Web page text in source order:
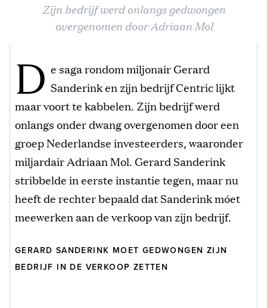
Zijn bedrijf werd onlangs gedwongen
overgenomen door Adriaan Mol
D e saga rondom miljonair Gerard
Sanderink en zijn bedrijf Centric lijkt
maar voort te kabbelen. Zijn bedrijf werd
onlangs onder dwang overgenomen door een
groep Nederlandse investeerders, waaronder
miljardair Adriaan Mol. Gerard Sanderink
stribbelde in eerste instantie tegen, maar nu
heeft de rechter bepaald dat Sanderink móet
meewerken aan de verkoop van zijn bedrijf.
GERARD SANDERINK MOET GEDWONGEN ZIJN
BEDRIJF IN DE VERKOOP ZETTEN